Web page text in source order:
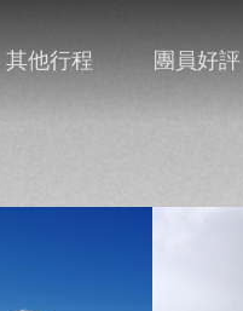
其他行程 團員好評